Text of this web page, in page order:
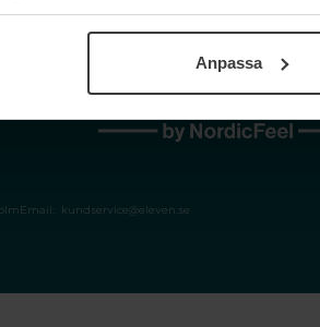
Anpassa
Email: kundservice@eleven.se